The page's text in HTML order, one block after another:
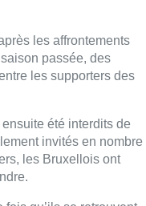
le nombre de
pour l’occasion.
eux été interdits de
Rosseels